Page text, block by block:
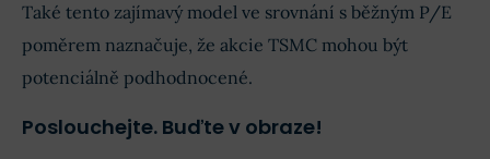
Také tento zajímavý model ve srovnání s běžným P/E
poměrem naznačuje, že akcie TSMC mohou být
potenciálně podhodnocené.
Poslouchejte. Buďte v obraze!